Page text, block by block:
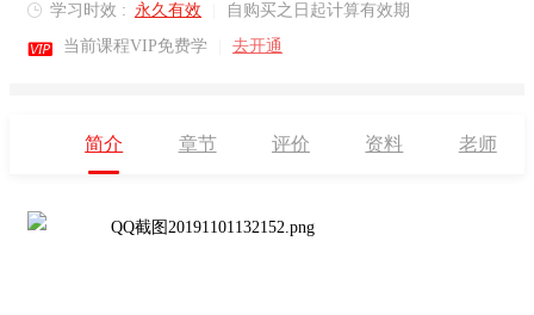
 学习时效 : 永久有效 自购买之日起计算有效期
 当前课程VIP免费学 去开通
简介 章节 评价 资料 老师